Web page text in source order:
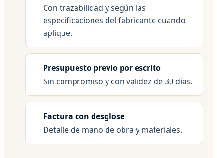
Con trazabilidad y según las
especificaciones del fabricante cuando
aplique.
Presupuesto previo por escrito
Sin compromiso y con validez de 30 días.
Factura con desglose
Detalle de mano de obra y materiales.